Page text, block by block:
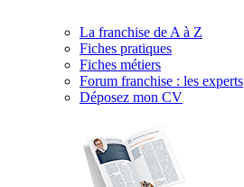
La franchise de A à Z
Fiches pratiques
Fiches métiers
Forum franchise : les experts
Déposez mon CV